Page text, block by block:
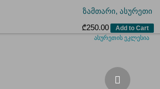
ზამთარი, ასურეთი
₾250.00 Add to Cart